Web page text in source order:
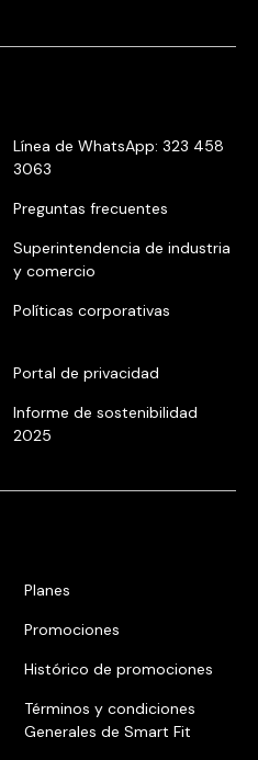
Línea de WhatsApp: 323 458
3063
Preguntas frecuentes
Superintendencia de industria
y comercio
Políticas corporativas
Portal de privacidad
Informe de sostenibilidad
2025
Planes
Promociones
Histórico de promociones
Términos y condiciones
Generales de Smart Fit